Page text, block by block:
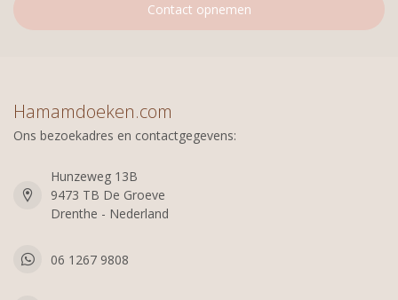
Contact opnemen
Hamamdoeken.com
Ons bezoekadres en contactgegevens:
Hunzeweg 13B
9473 TB De Groeve
Drenthe - Nederland
06 1267 9808